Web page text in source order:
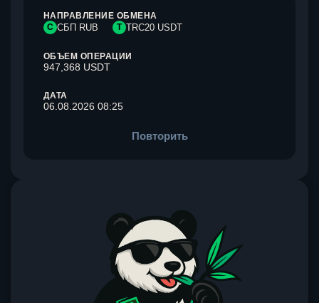
НАПРАВЛЕНИЕ ОБМЕНА
С СБП RUB T TRC20 USDT
ОБЪЕМ ОПЕРАЦИИ
947,368 USDT
ДАТА
06.08.2026 08:25
Повторить